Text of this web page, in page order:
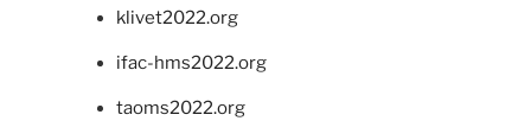
klivet2022.org
ifac-hms2022.org
taoms2022.org